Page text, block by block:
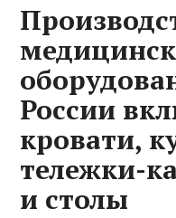
России
кровати,
тележки-
и столы